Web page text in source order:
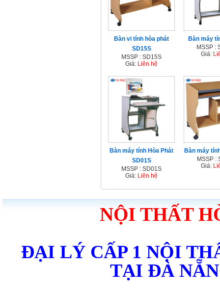
Bàn vi tính hòa phát
SD15S
MSSP : SD15S
Giá: Liên hệ
Bàn máy
MSSP :
Giá:
Bàn máy tính Hòa Phát
SD01S
MSSP : SD01S
Giá: Liên hệ
Bàn máy
MSSP :
Giá:
NỘI THẤT
ĐẠI LÝ CẤP 1 NỘI
TẠI ĐÀ